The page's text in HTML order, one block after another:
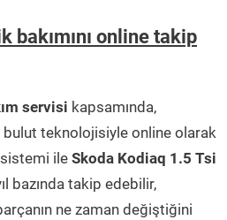
bakımını online takip
servisi kapsamında,
bulut teknolojisiyle online olarak
ile Skoda Kodiaq 1.5 Tsi
bazında takip edebilir,
ne zaman değiştiğini